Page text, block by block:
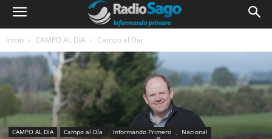
Inicio CAMPO AL DIA Campo al Día
CAMPO AL DIA Campo al Día Informando Primero Nacional